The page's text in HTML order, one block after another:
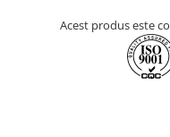
Acest produs este